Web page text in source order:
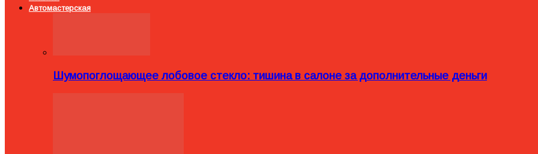
Автомастерская
Шумопоглощающее лобовое стекло: тишина в салоне за дополнительные деньги